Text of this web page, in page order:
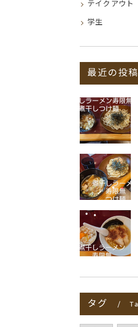
テイクアウト
学生
最近の投稿
タグ